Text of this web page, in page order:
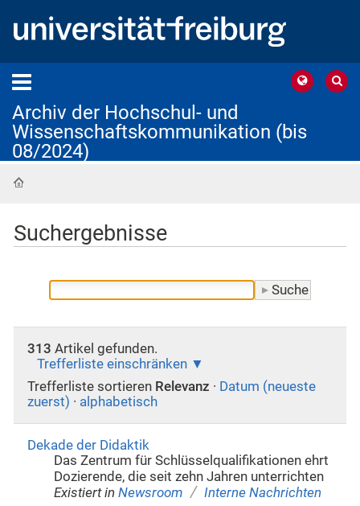
Archiv der Hochschul- und
Wissenschaftskommunikation (bis
08/2024)
Suchergebnisse
313 Artikel gefunden.
Trefferliste einschränken
Trefferliste sortieren Relevanz · Datum (neueste
zuerst) · alphabetisch
Dekade der Didaktik
Das Zentrum für Schlüsselqualifikationen ehrt
Dozierende, die seit zehn Jahren unterrichten
Existiert in Newsroom / Interne Nachrichten